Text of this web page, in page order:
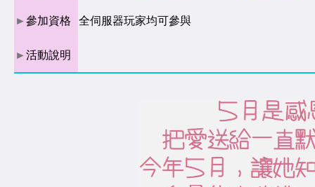
►參加資格 全伺服器玩家均可參與
►活動說明